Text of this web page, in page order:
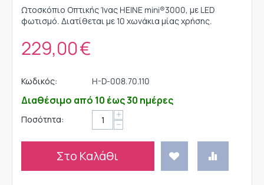
Ωτοσκόπιο Οπτικής Ίνας HEINE mini®3000, με LED
φωτισμό. Διατίθεται με 10 χωνάκια μίας χρήσης.
229,00€
Κωδικός: H-D-008.70.110
Διαθέσιμο από 10 έως 30 ημέρες
Ποσότητα: +
−
Στο Καλάθι